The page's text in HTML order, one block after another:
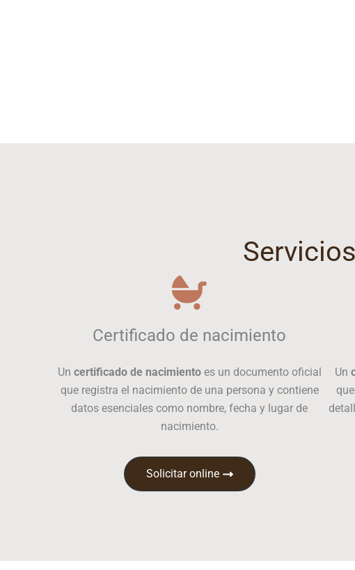
Certificado de nacimiento
Un certificado de nacimientoes un documento oficial
que registra el nacimiento de una persona y contiene
datos esenciales como nombre, fecha y lugar de
nacimiento.
Solicitar online
Un